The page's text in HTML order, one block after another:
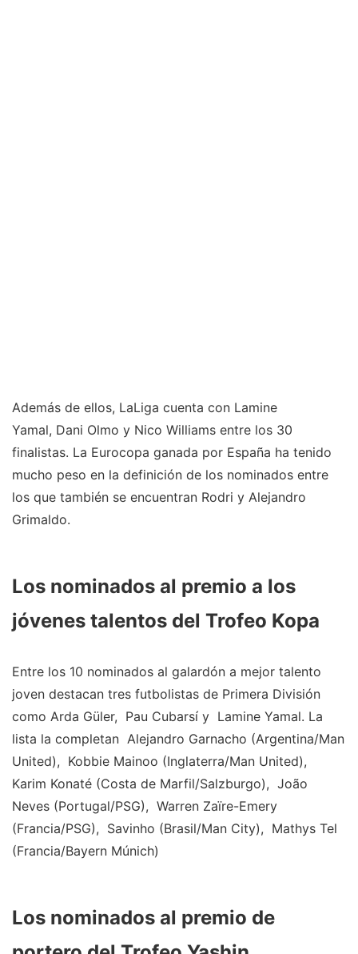
Además de ellos, LaLiga cuenta con Lamine
Yamal, Dani Olmo y Nico Williams entre los 30
finalistas. La Eurocopa ganada por España ha tenido
mucho peso en la definición de los nominados entre
los que también se encuentran Rodri y Alejandro
Grimaldo.
Los nominados al premio a los
jóvenes talentos del Trofeo Kopa
Entre los 10 nominados al galardón a mejor talento
joven destacan tres futbolistas de Primera División
como Arda Güler, Pau Cubarsí y Lamine Yamal. La
lista la completan Alejandro Garnacho (Argentina/Man
United), Kobbie Mainoo (Inglaterra/Man United),
Karim Konaté (Costa de Marfil/Salzburgo), João
Neves (Portugal/PSG), Warren Zaïre-Emery
(Francia/PSG), Savinho (Brasil/Man City), Mathys Tel
(Francia/Bayern Múnich)
Los nominados al premio de